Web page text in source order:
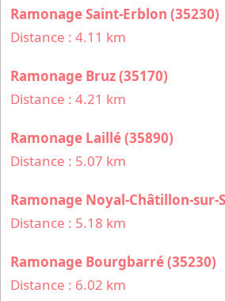
Ramonage Saint-Erblon (35230)
Distance : 4.11 km
Ramonage Bruz (35170)
Distance : 4.21 km
Ramonage Laillé (35890)
Distance : 5.07 km
Ramonage Noyal-Châtillon-sur-
Distance : 5.18 km
Ramonage Bourgbarré (35230)
Distance : 6.02 km